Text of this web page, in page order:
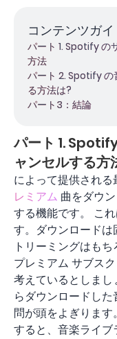
コンテンツガイ
パート 1. Spotify の
方法
パート 2. Spotify の
る方法は?
パート3：結論
パート 1.
ャンセルする方
によって提供される
レミアム 曲をダウ
する機能です。 こ
す。ダウンロード
トリーミングはもち
プレミアム サブス
考えているとしま
らダウンロードし
問が頭をよぎりま
すると、音楽ライ